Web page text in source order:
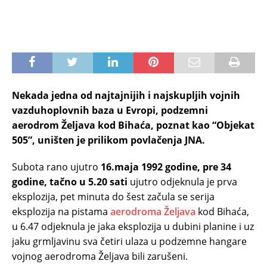
Nekada jedna od najtajnijih i najskupljih vojnih
vazduhoplovnih baza u Evropi, podzemni
aerodrom Željava kod Bihaća, poznat kao “Objekat
505”, uništen je prilikom povlačenja JNA.
Subota rano ujutro 16.maja 1992 godine, pre 34
godine, tačno u 5.20 sati ujutro odjeknula je prva
eksplozija, pet minuta do šest začula se serija
eksplozija na pistama aerodroma Željava kod Bihaća,
u 6.47 odjeknula je jaka eksplozija u dubini planine i uz
jaku grmljavinu sva četiri ulaza u podzemne hangare
vojnog aerodroma Željava bili zarušeni.